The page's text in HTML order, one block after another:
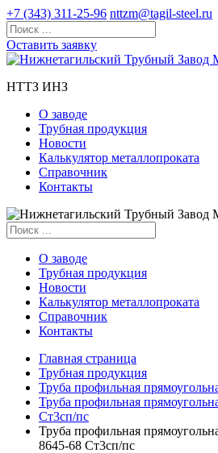
+7 (343) 311-25-96 nttzm@tagil-steel.ru
Оставить заявку
НТТЗ ИНЗ
О заводе
Трубная продукция
Новости
Калькулятор металлопроката
Справочник
Контакты
О заводе
Трубная продукция
Новости
Калькулятор металлопроката
Справочник
Контакты
Главная страница
Трубная продукция
Труба профильная
Труба профильная
Ст3сп/пс
Труба профильная
8645-68 Ст3сп/пс